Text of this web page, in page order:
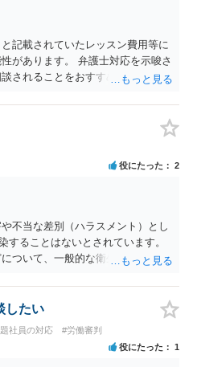
かも確認すべきです。 現時点で
えで、請求費目、金額、根拠資料
おすすめします。
記載されていたレッスン費用等に
があります。 弁護士対応を示唆さ
されることをおすすめします。
役にたった 2
不当な差別（ハラスメント）とし
ることはないとされています。
ついて、一般的な衛生問題として
したい
社員の対応 #労働審判
役にたった 1